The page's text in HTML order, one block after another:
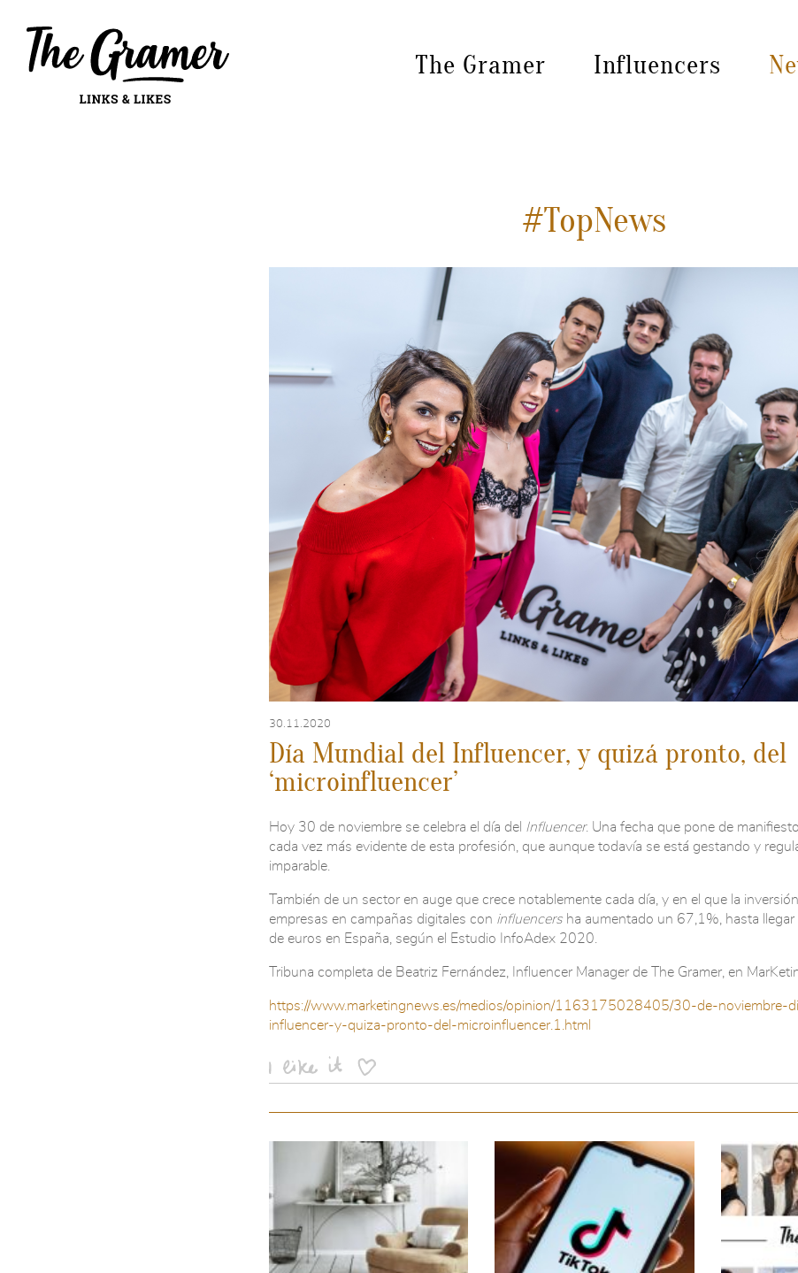
The Gramer Influencers
Mes: noviembre 2020
#TopNews
30.11.2020
Día Mundial del Influencer, y quizá pronto, del
‘microinfluencer’
Hoy 30 de noviembre se celebra el día del Influencer. Una fecha que pone de
cada vez más evidente de esta profesión, que aunque todavía se está gestando y
imparable.
También de un sector en auge que crece notablemente cada día, y en el que la
empresas en campañas digitales con influencersha aumentado un 67,1%, hasta llegar
de euros en España, según el Estudio InfoAdex 2020.
Tribuna completa de Beatriz Fernández, Influencer Manager de The Gramer, en
https://www.marketingnews.es/medios/opinion/1163175028405/30-de-noviembre-
influencer-y-quiza-pronto-del-microinfluencer.1.html